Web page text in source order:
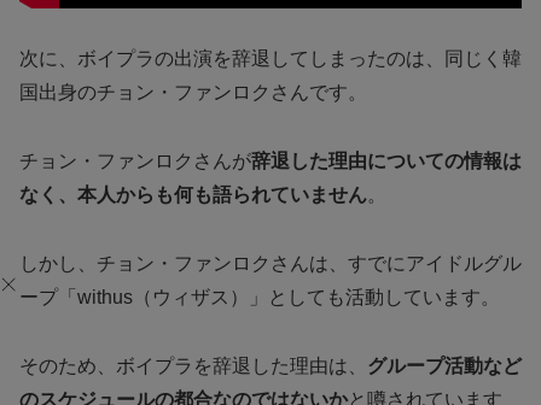
次に、ボイプラの出演を辞退してしまったのは、同じく韓
国出身のチョン・ファンロクさんです。
チョン・ファンロクさんが辞退した理由についての情報は
なく、本人からも何も語られていません。
しかし、チョン・ファンロクさんは、すでにアイドルグル
ープ「withus（ウィザス）」としても活動しています。
そのため、ボイプラを辞退した理由は、 グループ活動など
のスケジュールの都合なのではないかと噂されています